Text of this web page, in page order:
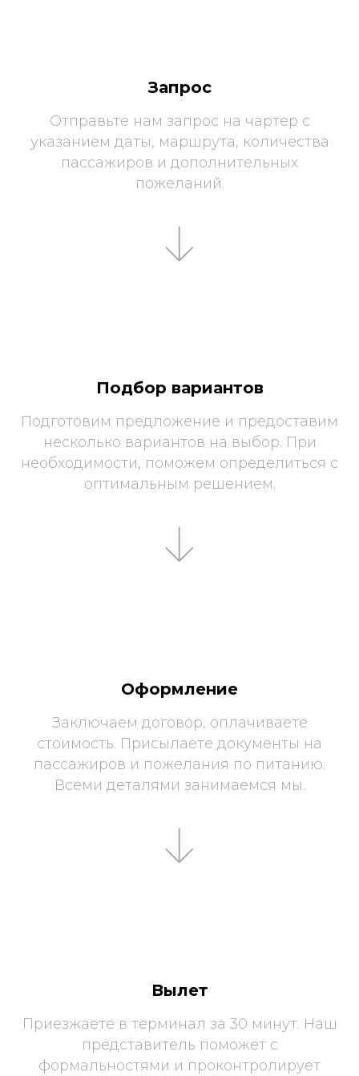
Запрос
Отправьте нам запрос на чартер с
указанием даты, маршрута, количества
пассажиров и дополнительных
пожеланий.
Подбор вариантов
Подготовим предложение и предоставим
несколько вариантов на выбор. При
необходимости, поможем определиться с
оптимальным решением.
Оформление
Заключаем договор, оплачиваете
стоимость. Присылаете документы на
пассажиров и пожелания по питанию.
Всеми деталями занимаемся мы.
Вылет
Приезжаете в терминал за 30 минут. Наш
представитель поможет с
формальностями и проконтролирует